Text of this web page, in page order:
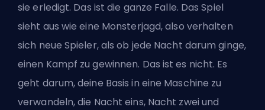
sie erledigt. Das ist die ganze Falle. Das Spiel
sieht aus wie eine Monsterjagd, also verhalten
sich neue Spieler, als ob jede Nacht darum ginge,
einen Kampf zu gewinnen. Das ist es nicht. Es
geht darum, deine Basis in eine Maschine zu
verwandeln, die Nacht eins, Nacht zwei und